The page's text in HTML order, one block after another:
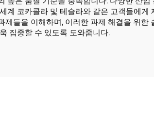
계 코카콜라 및 테슬라와 같은 고객들에
제들을 이해하며, 이러한 과제 해결을 위
집중할 수 있도록 도와줍니다.